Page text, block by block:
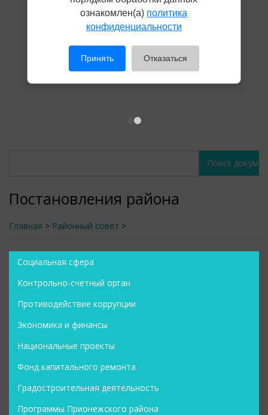
ознакомлен(а) политика
конфиденциальности
Принять Отказаться
Постановления района
Главная > Районный совет >
Социальная сфера
Контрольно-счетный орган
Противодействие коррупции
Экономика и финансы
Национальные проекты
Фонд капитального ремонта
Градостроительная деятельность
Программы Прионежского района